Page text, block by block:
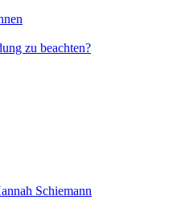
zu beachten?